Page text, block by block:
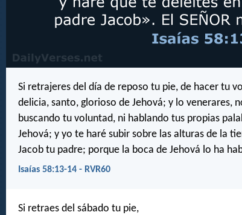
Si retrajeres del día de reposo tu pie, de hacer tu
delicia, santo, glorioso de Jehová; y lo venerares,
buscando tu voluntad, ni hablando tus propias
Jehová; y yo te haré subir sobre las alturas de la
Jacob tu padre; porque la boca de Jehová lo ha
Isaías 58:13-14 - RVR60
Si retraes del sábado tu pie,